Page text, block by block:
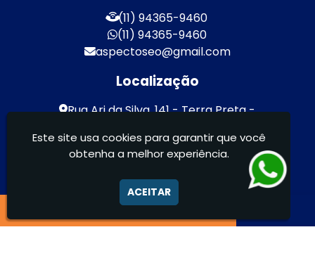
(11) 94365-9460
(11) 94365-9460
aspectoseo@gmail.com
Localização
Rua Ari da Silva, 141 - Terra Preta -
Aspecto Comunicação Visual Ltda -
Este site usa cookies para garantir que você
obtenha a melhor experiência.
ACEITAR